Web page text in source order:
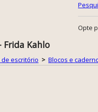
Opte
Frida Kahlo
escritório > Blocos e